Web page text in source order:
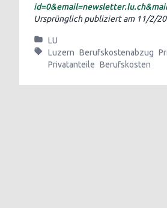
Ursprünglich publiziert am 11/2/
LU
Luzern Berufskostenabzug
Privatanteile Berufskosten